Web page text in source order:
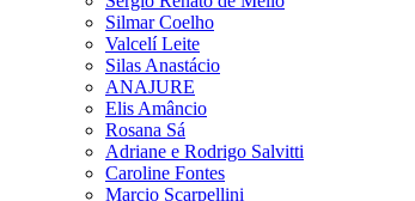
Silmar Coelho
Valcelí Leite
Silas Anastácio
ANAJURE
Elis Amâncio
Rosana Sá
Adriane e Rodrigo Salvitti
Caroline Fontes
Marcio Scarpellini